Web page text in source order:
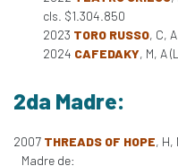
cls. $1.304.850
2023 TORO RUSSO, C,
2024 CAFEDAKY, M, A
2da Madre:
2007 THREADS OF HOPE, H,
Madre de: